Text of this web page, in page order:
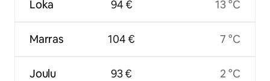
Loka
Marras
Joulu
94 €
104 €
93 €
13 °C
7 °C
2 °C